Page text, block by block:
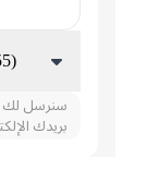
(+255)
سنرسل لك إيصالًا
بريدك الإلكتروني.